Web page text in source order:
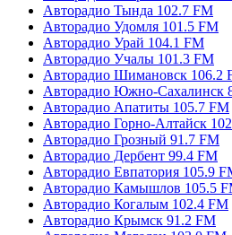
Авторадио Тында 102.7 FM
Авторадио Удомля 101.5 FM
Авторадио Урай 104.1 FM
Авторадио Учалы 101.3 FM
Авторадио Шимановск 106.2
Авторадио Южно-Сахалинск
Авторадио Апатиты 105.7 FM
Авторадио Горно-Алтайск
Авторадио Грозный 91.7 FM
Авторадио Дербент 99.4 FM
Авторадио Евпатория 105.9
Авторадио Камышлов 105.5
Авторадио Когалым 102.4 FM
Авторадио Крымск 91.2 FM